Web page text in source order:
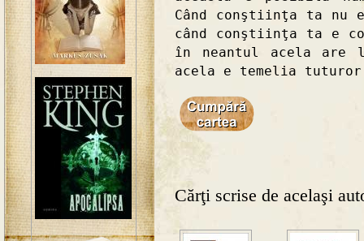
Când conştiinţa ta nu
când conştiinţa ta e
în neantul acela are
acela e temelia
Cărţi scrise de acelaşi